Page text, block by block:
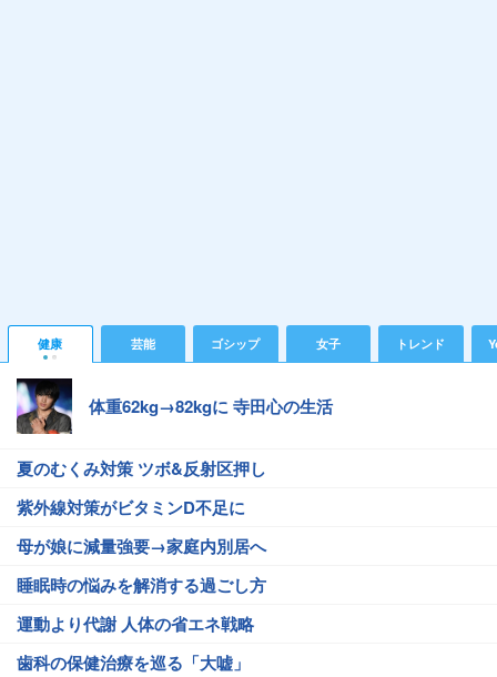
健康 芸能 ゴシップ 女子 トレンド
体重62kg→82kgに 寺田心の生活
夏のむくみ対策 ツボ&反射区押し
紫外線対策がビタミンD不足に
母が娘に減量強要→家庭内別居へ
睡眠時の悩みを解消する過ごし方
運動より代謝 人体の省エネ戦略
歯科の保健治療を巡る「大嘘」